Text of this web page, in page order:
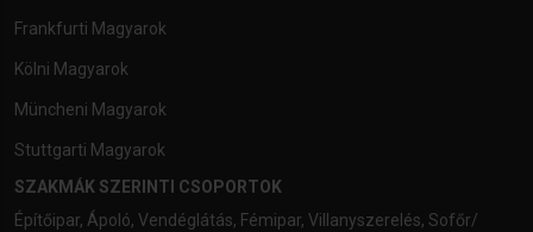
Frankfurti Magyarok
Kölni Magyarok
Müncheni Magyarok
Stuttgarti Magyarok
SZAKMÁK SZERINTI CSOPORTOK
Építőipar, Ápoló, Vendéglátás, Fémipar, Villanyszerelés, Sofőr/